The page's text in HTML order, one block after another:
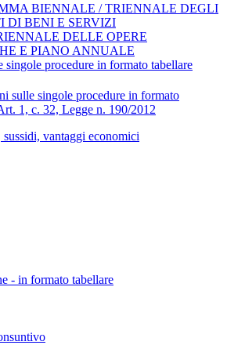
BIENNALE / TRIENNALE DEGLI
DI BENI E SERVIZI
DELLE OPERE
E PIANO ANNUALE
singole procedure in formato tabellare
sulle singole procedure in formato
1, c. 32, Legge n. 190/2012
vantaggi economici
- in formato tabellare